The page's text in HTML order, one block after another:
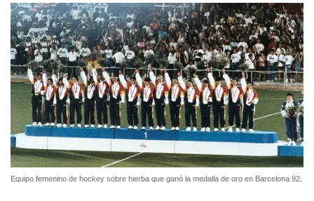
Equipo femenino de hockey sobre hierba que ganó la medalla de oro en Barcelona 92.